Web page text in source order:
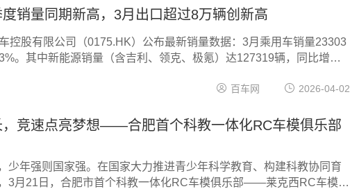
销量同期新高，3月出口超过8万辆创新高
控股有限公司（0175.HK）公布最新销量数据：3月乘用车销量23303
。其中新能源销量（含吉利、领克、极氪）达127319辆，同比增长
含吉利、领克、极氪）达369059辆，同比增长9%，展现出强劲增长
计销量203024辆，同比大涨126%。3月出口超过8万辆、连续三个月
际化业务驶入增长快车道。...
百车网 2026-04-02
，竞速点亮梦想——合肥首个科教一体化RC车模俱乐部
少年强则国家强。在国家大力推进青少年科学教育、构建科教协同育
3月21日，合肥市首个科教一体化RC车模俱乐部——莱克西RC车模俱